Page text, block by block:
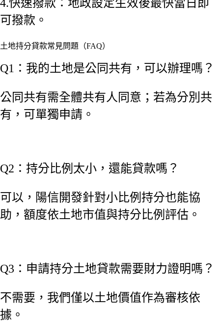
4.快速撥款：地政設定生效後最快當日即
可撥款。
土地持分貸款常見問題（FAQ）
Q1：我的土地是公同共有，可以辦理嗎？
公同共有需全體共有人同意；若為分別共
有，可單獨申請。
Q2：持分比例太小，還能貸款嗎？
可以，陽信開發針對小比例持分也能協
助，額度依土地市值與持分比例評估。
Q3：申請持分土地貸款需要財力證明嗎？
不需要，我們僅以土地價值作為審核依
據。